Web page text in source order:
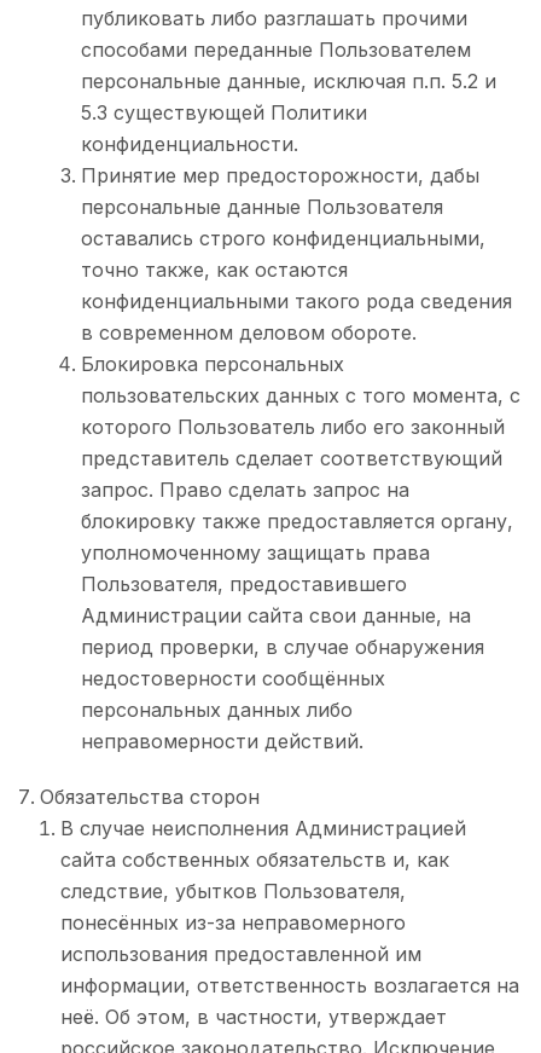
публиковать либо разглашать прочими
способами переданные Пользователем
персональные данные, исключая п.п. 5.2 и
5.3 существующей Политики
конфиденциальности.
Принятие мер предосторожности, дабы
персональные данные Пользователя
оставались строго конфиденциальными,
точно также, как остаются
конфиденциальными такого рода сведения
в современном деловом обороте.
Блокировка персональных
пользовательских данных с того момента, с
которого Пользователь либо его законный
представитель сделает соответствующий
запрос. Право сделать запрос на
блокировку также предоставляется органу,
уполномоченному защищать права
Пользователя, предоставившего
Администрации сайта свои данные, на
период проверки, в случае обнаружения
недостоверности сообщённых
персональных данных либо
неправомерности действий.
Обязательства сторон
В случае неисполнения Администрацией
сайта собственных обязательств и, как
следствие, убытков Пользователя,
понесённых из-за неправомерного
использования предоставленной им
информации, ответственность возлагается на
неё. Об этом, в частности, утверждает
российское законодательство. Исключение